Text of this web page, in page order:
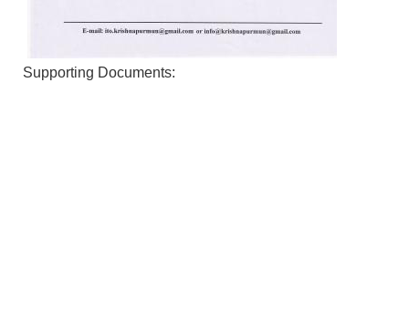
Supporting Documents: